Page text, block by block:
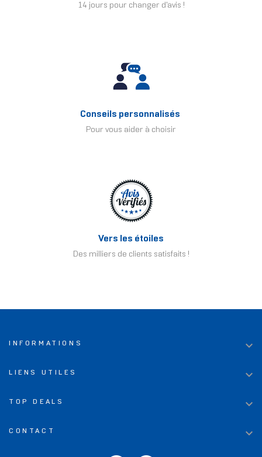
14 jours pour changer d'avis !
Conseils personnalisés
Pour vous aider à choisir
Vers les étoiles
Des milliers de clients satisfaits !
INFORMATIONS 
LIENS UTILES 
TOP DEALS 
CONTACT 